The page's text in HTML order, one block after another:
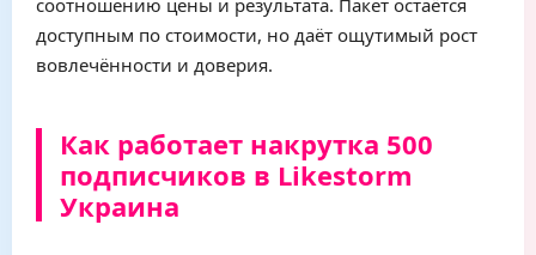
соотношению цены и результата. Пакет остаётся
доступным по стоимости, но даёт ощутимый рост
вовлечённости и доверия.
Как работает накрутка 500
подписчиков в Likestorm
Украина